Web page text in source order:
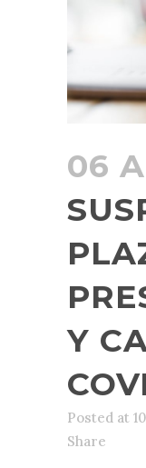
06
Y
Posted at
Share